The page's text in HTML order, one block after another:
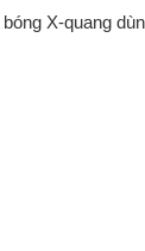
X-quang